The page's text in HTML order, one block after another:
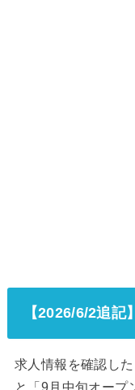
【2026/6/2追
求人情報を確認し
と「9月中旬オープ